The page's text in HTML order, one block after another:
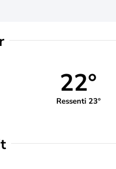
22°
Ressenti 23°